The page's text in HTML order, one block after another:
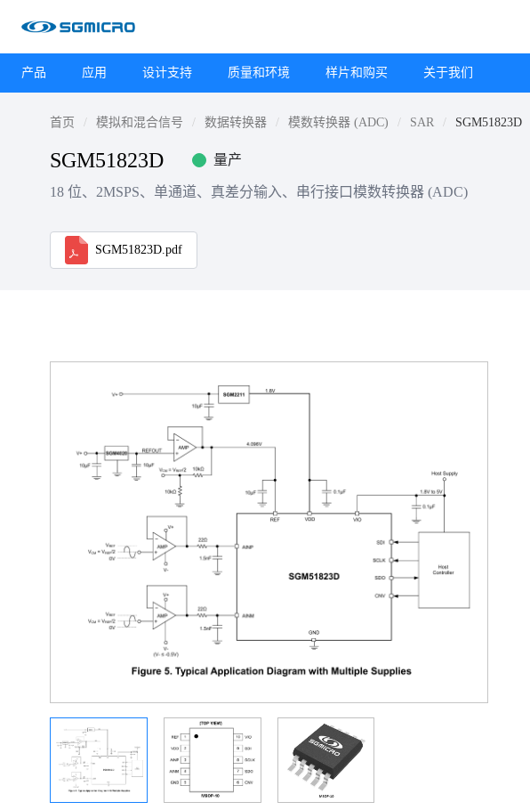
产品 应用 设计支持 质量和环境 样片和购买 关于我们
首页 模拟和混合信号 数据转换器 模数转换器 (ADC) SAR SGM51823D
SGM51823D 量产
18 位、2MSPS、单通道、真差分输入、串行接口模数转换器 (ADC)
SGM51823D.pdf